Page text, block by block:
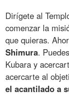
Dirígete al
comenzar la
que quieras.
Shimura.
Kubara y
acercarte al
el acantilado a